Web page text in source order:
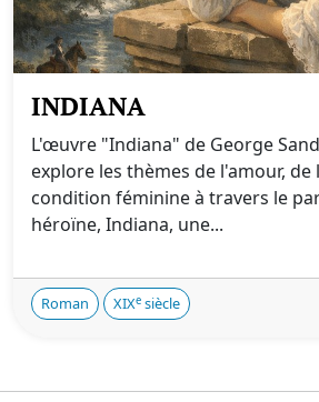
INDIANA
L'œuvre "Indiana" de George
explore les thèmes de l'amour, de
condition féminine à travers le
héroïne, Indiana, une...
Roman XIXe siècle